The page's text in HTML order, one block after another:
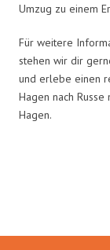
Umzug zu einem
Für weitere
stehen wir dir
und erlebe einen
Hagen nach
Hagen.